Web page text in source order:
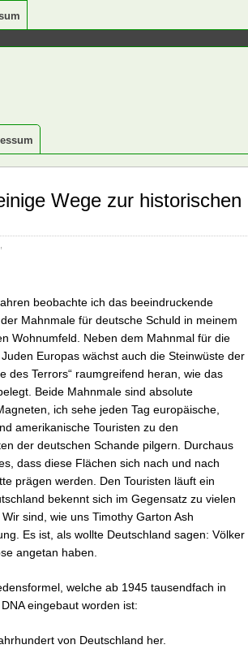
Wege zur historischen
beobachte ich das beeindruckende
Mahnmale für deutsche Schuld in meinem
Wohnumfeld. Neben dem Mahnmal für die
Europas wächst auch die Steinwüste der
des Terrors“ raumgreifend heran, wie das
Beide Mahnmale sind absolute
ich sehe jeden Tag europäische,
amerikanische Touristen zu den
der deutschen Schande pilgern. Durchaus
dass diese Flächen sich nach und nach
prägen werden. Den Touristen läuft ein
bekennt sich im Gegensatz zu vielen
sind, wie uns Timothy Garton Ash
Es ist, als wollte Deutschland sagen: Völker
angetan haben.
welche ab 1945 tausendfach in
eingebaut worden ist:
von Deutschland her.